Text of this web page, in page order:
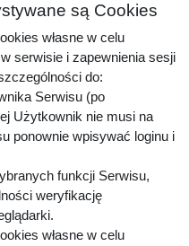
są Cookies
własne w celu
serwisie i zapewnienia sesji
do:
Serwisu (po
Użytkownik nie musi na
ponownie wpisywać loginu i
funkcji Serwisu,
weryfikację
własne w celu